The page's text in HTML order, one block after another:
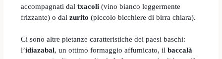
accompagnati daltxacoli (vino bianco leggermente
frizzante) o dalzurito(piccolo bicchiere di birra chiara).
Ci sono altre pietanze caratteristiche dei paesi baschi:
l’idiazabal, un ottimo formaggio affumicato, ilbaccalà